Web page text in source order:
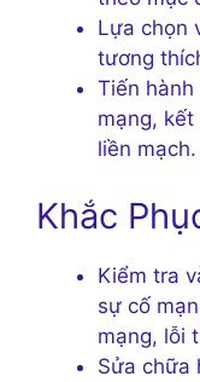
Lựa chọn
tương
Tiến
mạng,
liền mạch.
Khắc
Kiểm tra
sự cố
mạng, lỗi
Sửa chữa